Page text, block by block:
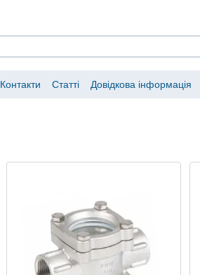
Контакти Статті Довідкова інформація